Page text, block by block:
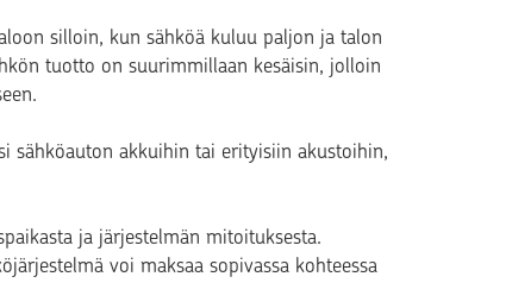
silloin, kun sähköä kuluu paljon ja talon
tuotto on suurimmillaan kesäisin, jolloin
sähköauton akkuihin tai erityisiin akustoihin,
ja järjestelmän mitoituksesta.
voi maksaa sopivassa kohteessa